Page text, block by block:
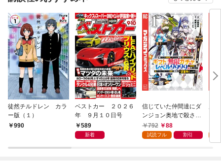
徒然チルドレン カラ
ー版（１）
990
ベストカー ２０２６
年 ９月１０日号
589
新着
信じていた仲間達にダ
ンジョン奥地で殺され
かけたがギフト『無限
ガチャ』でレベル９９
792 88
試読フル 割引